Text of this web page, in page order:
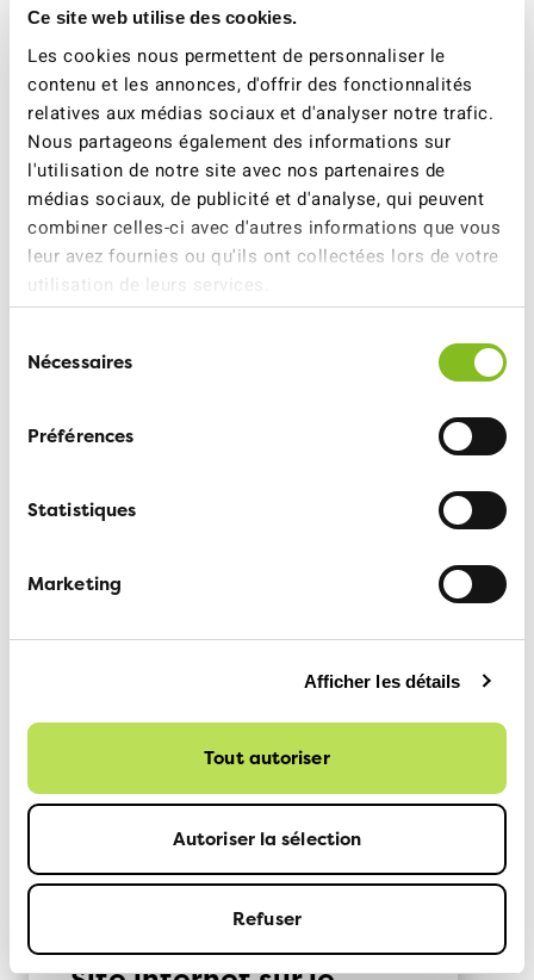
Ce site web utilise des cookies.
Les cookies nous permettent de personnaliser le
contenu et les annonces, d'offrir des fonctionnalités
relatives aux médias sociaux et d'analyser notre trafic.
Nous partageons également des informations sur
l'utilisation de notre site avec nos partenaires de
médias sociaux, de publicité et d'analyse, qui peuvent
combiner celles-ci avec d'autres informations que vous
leur avez fournies ou qu'ils ont collectées lors de votre
utilisation de leurs services.
Nécessaires
Préférences
Statistiques
Marketing
Afficher les détails
Tout autoriser
Autoriser la sélection
Refuser
émissions liées aux voyages d'affaires. Avec la note B,
la ZKB est également très bien placée en comparaison
internationale. Toutefois, il en ressort que seules quatre
de ces 23 entreprises dans le classement national
renseignent sur les émissions de CO2 en lien avec leurs
déplacements en avion. Qui plus est, aucune des
entreprises sondées par l’ATE ne s’est fixé d’objectifs de
réduction des émissions liées aux voyages en avion.
C’est pourquoi l’ATE et T&E invitent fortement les
des émissions liées aux voyages d’affaires, à remplacer
dans la mesure du possible ces déplacements en avion
visioconférences en lieu et place des vols long courrier.
d’informations:
Martin Winder, responsable de projets Politique des
Service médias ATE, 079 708 05 36,
Plus d'informations: